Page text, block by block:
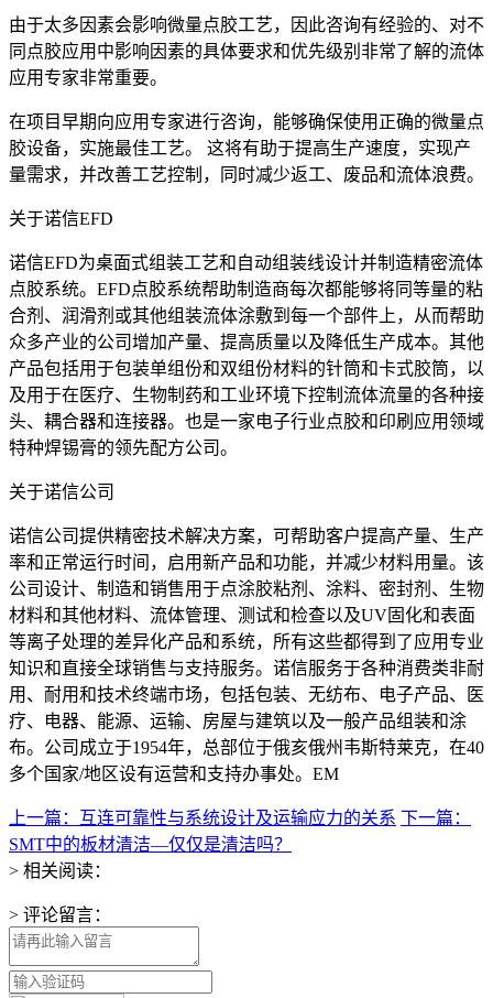
由于太多因素会影响微量点胶工艺，因此咨询有经验的、对不
同点胶应用中影响因素的具体要求和优先级别非常了解的流体
应用专家非常重要。
在项目早期向应用专家进行咨询，能够确保使用正确的微量点
胶设备，实施最佳工艺。 这将有助于提高生产速度，实现产
量需求，并改善工艺控制，同时减少返工、废品和流体浪费。
关于诺信EFD
诺信EFD为桌面式组装工艺和自动组装线设计并制造精密流体
点胶系统。EFD点胶系统帮助制造商每次都能够将同等量的粘
合剂、润滑剂或其他组装流体涂敷到每一个部件上，从而帮助
众多产业的公司增加产量、提高质量以及降低生产成本。其他
产品包括用于包装单组份和双组份材料的针筒和卡式胶筒，以
及用于在医疗、生物制药和工业环境下控制流体流量的各种接
头、耦合器和连接器。也是一家电子行业点胶和印刷应用领域
特种焊锡膏的领先配方公司。
关于诺信公司
诺信公司提供精密技术解决方案，可帮助客户提高产量、生产
率和正常运行时间，启用新产品和功能，并减少材料用量。该
公司设计、制造和销售用于点涂胶粘剂、涂料、密封剂、生物
材料和其他材料、流体管理、测试和检查以及UV固化和表面
等离子处理的差异化产品和系统，所有这些都得到了应用专业
知识和直接全球销售与支持服务。诺信服务于各种消费类非耐
用、耐用和技术终端市场，包括包装、无纺布、电子产品、医
疗、电器、能源、运输、房屋与建筑以及一般产品组装和涂
布。公司成立于1954年，总部位于俄亥俄州韦斯特莱克，在40
多个国家/地区设有运营和支持办事处。EM
上一篇：互连可靠性与系统设计及运输应力的关系 下一篇：
SMT中的板材清洁—仅仅是清洁吗？
> 相关阅读：
> 评论留言：